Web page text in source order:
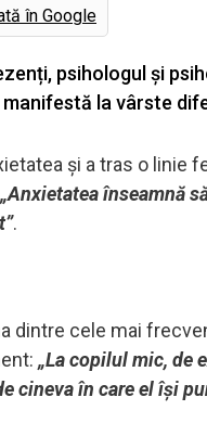
în Google
psihologul și
la vârste
și a tras o
„Anxietatea înseamnă
.
dintre cele mai
„La copilul mic, de
cineva în care el își